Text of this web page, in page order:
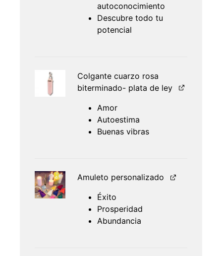
autoconocimiento
Descubre todo tu
potencial
Colgante cuarzo rosa
biterminado- plata de ley
Amor
Autoestima
Buenas vibras
Amuleto personalizado
Éxito
Prosperidad
Abundancia